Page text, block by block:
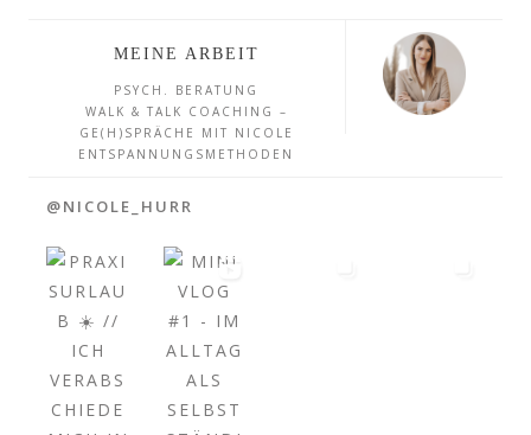
MEINE ARBEIT
PSYCH. BERATUNG
WALK & TALK COACHING –
GE(H)SPRÄCHE MIT NICOLE
ENTSPANNUNGSMETHODEN
@NICOLE_HURR